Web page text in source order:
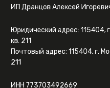
ИП Дранцов Алексей
Юридический адрес: 115404,
кв. 211
Почтовый адрес: 115404, г.
211
ИНН 773703492669